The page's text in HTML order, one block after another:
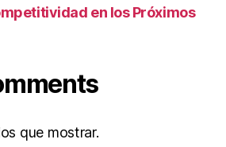
en los Próximos
que mostrar.